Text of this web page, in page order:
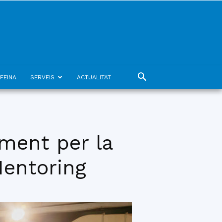
SERVEIS ACTUALITAT
per la